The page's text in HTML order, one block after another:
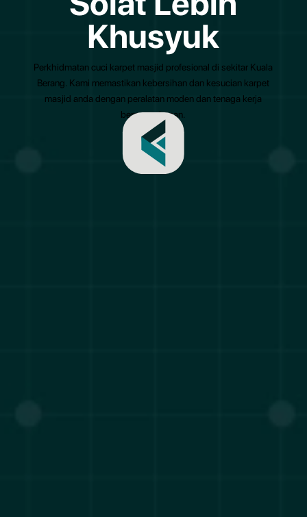
Khusyuk
Perkhidmatan cuci karpet masjid profesional di sekitar Kuala
Berang. Kami memastikan kebersihan dan kesucian karpet
masjid anda dengan peralatan moden dan tenaga kerja
berpengalaman.